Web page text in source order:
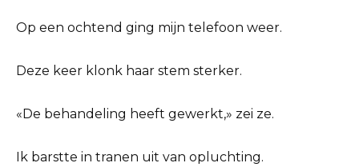
Op een ochtend ging mijn telefoon weer.
Deze keer klonk haar stem sterker.
«De behandeling heeft gewerkt,» zei ze.
Ik barstte in tranen uit van opluchting.